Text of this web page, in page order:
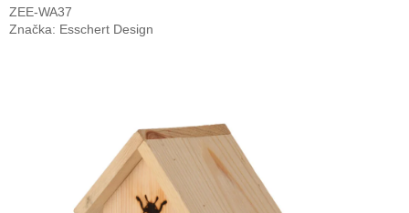
ZEE-WA37
Značka: Esschert Design